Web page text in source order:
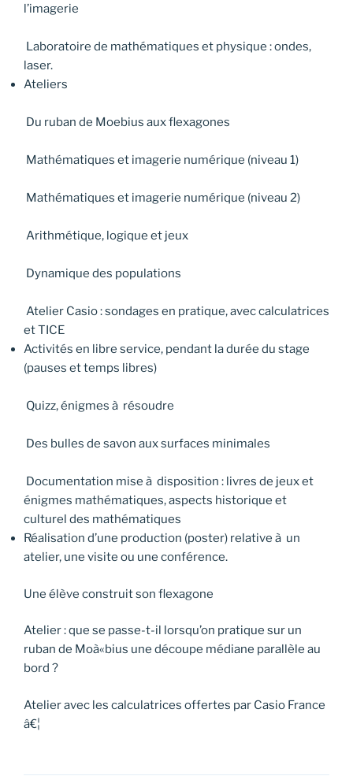
l’imagerie
Laboratoire de mathématiques et physique : ondes,
laser.
Ateliers
Du ruban de Moebius aux flexagones
Mathématiques et imagerie numérique (niveau 1)
Mathématiques et imagerie numérique (niveau 2)
Arithmétique, logique et jeux
Dynamique des populations
Atelier Casio : sondages en pratique, avec calculatrices
et TICE
Activités en libre service, pendant la durée du stage
(pauses et temps libres)
Quizz, énigmes à résoudre
Des bulles de savon aux surfaces minimales
Documentation mise à disposition : livres de jeux et
énigmes mathématiques, aspects historique et
culturel des mathématiques
Réalisation d’une production (poster) relative à un
atelier, une visite ou une conférence.
Une élève construit son flexagone
Atelier : que se passe-t-il lorsqu’on pratique sur un
ruban de Moà«bius une découpe médiane parallèle au
bord ?
Atelier avec les calculatrices offertes par Casio France
â€¦